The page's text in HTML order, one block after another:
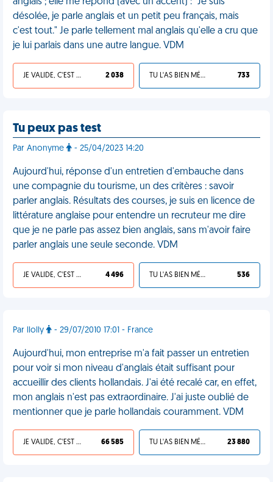
désolée, je parle anglais et un petit peu français, mais
c'est tout." Je parle tellement mal anglais qu'elle a cru que
je lui parlais dans une autre langue. VDM
JE VALIDE, C'EST UNE VDM 2 038 TU L'AS BIEN MÉRITÉ 733
Tu peux pas test
Par Anonyme - 25/04/2023 14:20
Aujourd'hui, réponse d'un entretien d'embauche dans
une compagnie du tourisme, un des critères : savoir
parler anglais. Résultats des courses, je suis en licence de
littérature anglaise pour entendre un recruteur me dire
que je ne parle pas assez bien anglais, sans m'avoir faire
parler anglais une seule seconde. VDM
JE VALIDE, C'EST UNE VDM 4 496 TU L'AS BIEN MÉRITÉ 536
Par llolly - 29/07/2010 17:01 - France
Aujourd'hui, mon entreprise m'a fait passer un entretien
pour voir si mon niveau d'anglais était suffisant pour
accueillir des clients hollandais. J'ai été recalé car, en effet,
mon anglais n'est pas extraordinaire. J'ai juste oublié de
mentionner que je parle hollandais couramment. VDM
JE VALIDE, C'EST UNE VDM 66 585 TU L'AS BIEN MÉRITÉ 23 880